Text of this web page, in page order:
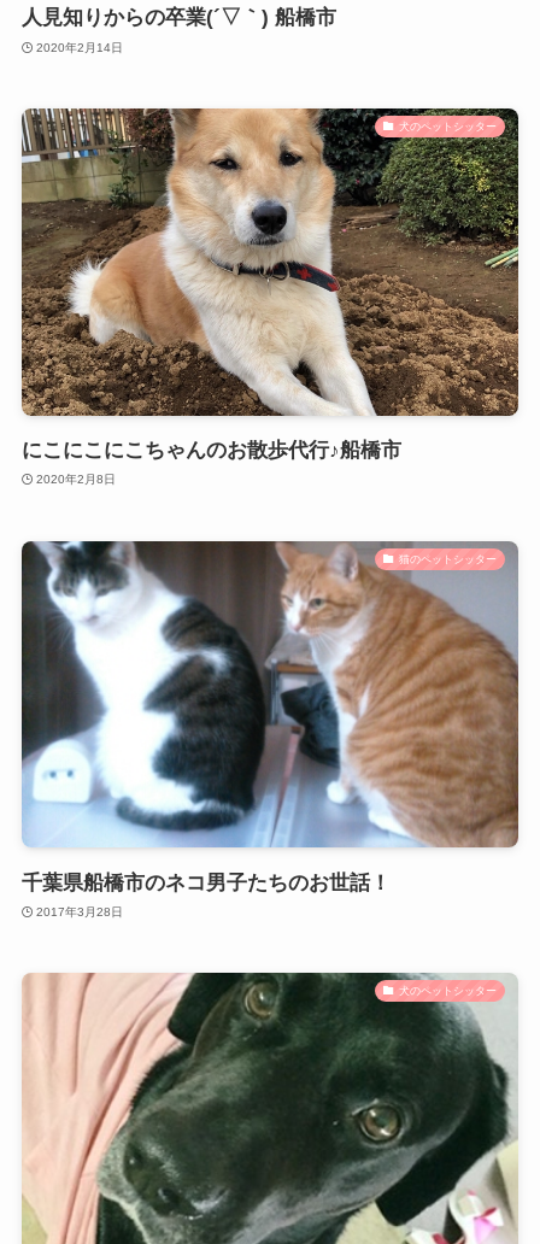
人見知りからの卒業(´▽｀) 船橋市
2020年2月14日
犬のペットシッター
にこにこにこちゃんのお散歩代行♪船橋市
2020年2月8日
猫のペットシッター
千葉県船橋市のネコ男子たちのお世話！
2017年3月28日
犬のペットシッター